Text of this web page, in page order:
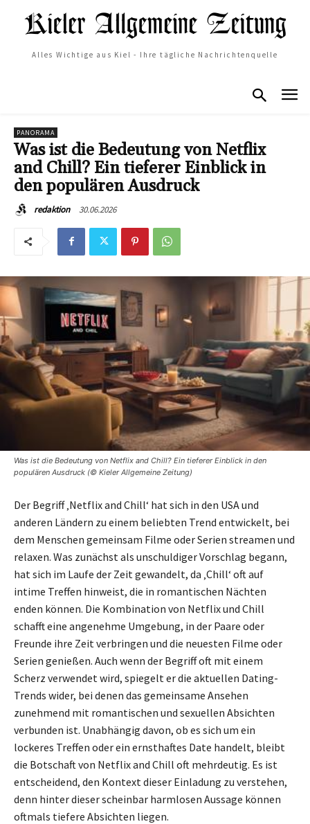
Alles Wichtige aus Kiel - Ihre tägliche Nachrichtenquelle
PANORAMA
Was ist die Bedeutung von Netflix
and Chill? Ein tieferer Einblick in
den populären Ausdruck
redaktion 30.06.2026
Was ist die Bedeutung von Netflix and Chill? Ein tieferer Einblick in den
populären Ausdruck (© Kieler Allgemeine Zeitung)
Der Begriff ‚Netflix and Chill‘ hat sich in den USA und
anderen Ländern zu einem beliebten Trend entwickelt, bei
dem Menschen gemeinsam Filme oder Serien streamen und
relaxen. Was zunächst als unschuldiger Vorschlag begann,
hat sich im Laufe der Zeit gewandelt, da ‚Chill‘ oft auf
intime Treffen hinweist, die in romantischen Nächten
enden können. Die Kombination von Netflix und Chill
schafft eine angenehme Umgebung, in der Paare oder
Freunde ihre Zeit verbringen und die neuesten Filme oder
Serien genießen. Auch wenn der Begriff oft mit einem
Scherz verwendet wird, spiegelt er die aktuellen Dating-
Trends wider, bei denen das gemeinsame Ansehen
zunehmend mit romantischen und sexuellen Absichten
verbunden ist. Unabhängig davon, ob es sich um ein
lockeres Treffen oder ein ernsthaftes Date handelt, bleibt
die Botschaft von Netflix and Chill oft mehrdeutig. Es ist
entscheidend, den Kontext dieser Einladung zu verstehen,
denn hinter dieser scheinbar harmlosen Aussage können
oftmals tiefere Absichten liegen.